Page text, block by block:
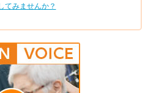
てみませんか？